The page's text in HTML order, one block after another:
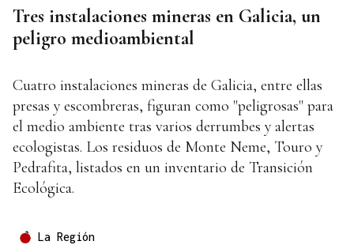
Tres instalaciones mineras en Galicia, un
peligro medioambiental
Cuatro instalaciones mineras de Galicia, entre ellas
presas y escombreras, figuran como "peligrosas" para
el medio ambiente tras varios derrumbes y alertas
ecologistas. Los residuos de Monte Neme, Touro y
Pedrafita, listados en un inventario de Transición
Ecológica.
La Región